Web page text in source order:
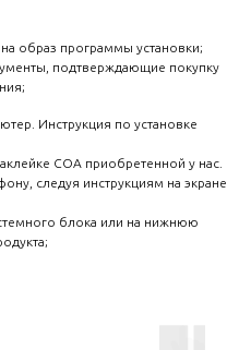
образ программы установки;
подтверждающие покупку
Инструкция по установке
COA приобретенной у нас.
следуя инструкциям на экране
блока или на нижнюю